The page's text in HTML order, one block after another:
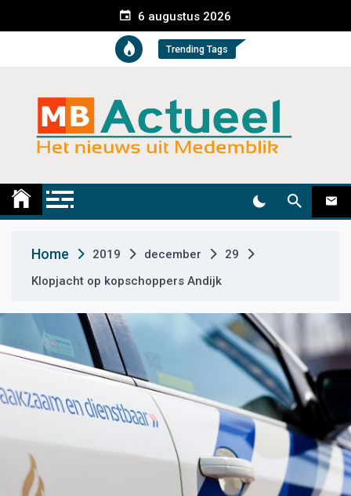
e
t
6 augustus 2026
Trending Tags
Medemblik Actueel
Home 2019 december
29
Klopjacht op kopschoppers Andijk